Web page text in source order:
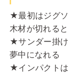
★最初はジグソ
木材が切れる
★サンダー掛
夢中になれる
★インパクト